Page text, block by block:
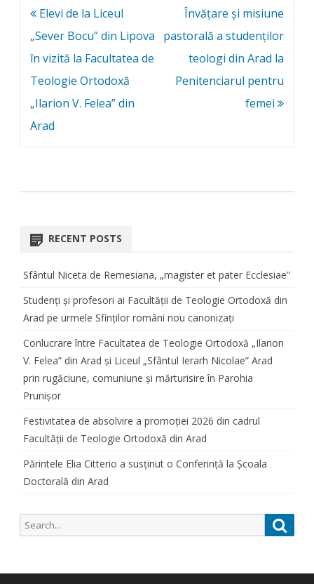
Post
navigation
Elevi de la Liceul
„Sever Bocu” din Lipova
în vizită la Facultatea de
Teologie Ortodoxă
„Ilarion V. Felea” din
Arad
Învățare și misiune
pastorală a studenților
teologi din Arad la
Penitenciarul pentru
femei
RECENT POSTS
Sfântul Niceta de Remesiana, „magister et pater Ecclesiae”
Studenți și profesori ai Facultății de Teologie Ortodoxă din
Arad pe urmele Sfinților români nou canonizați
Conlucrare între Facultatea de Teologie Ortodoxă „Ilarion
V. Felea” din Arad și Liceul „Sfântul Ierarh Nicolae” Arad
prin rugăciune, comuniune și mărturisire în Parohia
Prunișor
Festivitatea de absolvire a promoției 2026 din cadrul
Facultății de Teologie Ortodoxă din Arad
Părintele Elia Citterio a susținut o Conferință la Școala
Doctorală din Arad
Search
for: